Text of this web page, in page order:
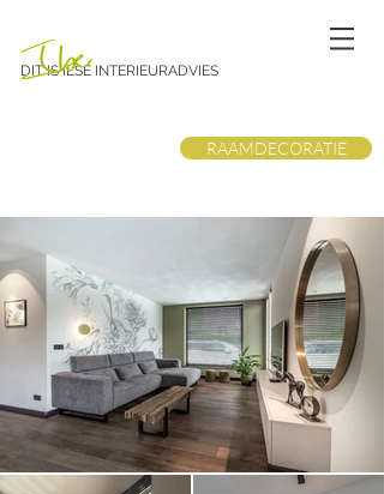
DIT IS ILSE INTERIEURADVIES
RAAMDECORATIE